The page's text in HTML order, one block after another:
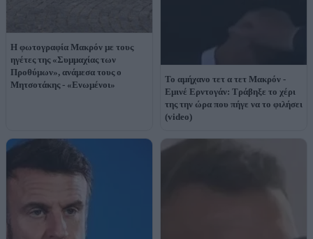
Η φωτογραφία Μακρόν με τους
ηγέτες της «Συμμαχίας των
Προθύμων», ανάμεσα τους ο
Μητσοτάκης - «Ενωμένοι»
Το αμήχανο τετ α τετ Μακρόν -
Εμινέ Ερντογάν: Τράβηξε το χέρι
της την ώρα που πήγε να το φιλήσει
(video)